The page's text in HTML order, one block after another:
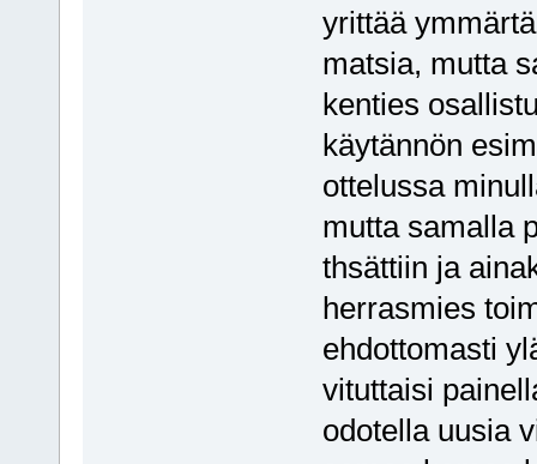
yrittää
matsia, mutta
kenties
käytännön
ottelussa
mutta samalla
thsättiin ja
herrasmies
ehdottomasti
vituttaisi
odotella uusia